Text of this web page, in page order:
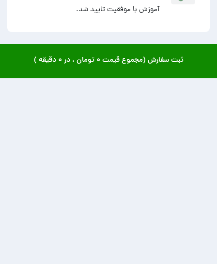
آموزش با موفقیت تایید شد.
ثبت سفارش (مجموع قیمت ۰ تومان ، در ۰ دقیقه )